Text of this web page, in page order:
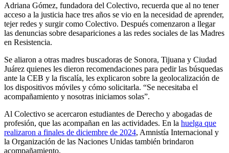
Adriana Gómez, fundadora del Colectivo, recuerda que al no tener
acceso a la justicia hace tres años se vio en la necesidad de aprender,
tejer redes y surgir como Colectivo. Después comenzaron a llegar
las denuncias sobre desapariciones a las redes sociales de las Madres
en Resistencia.
Se aliaron a otras madres buscadoras de Sonora, Tijuana y Ciudad
Juárez quienes les dieron recomendaciones para pedir las búsquedas
ante la CEB y la fiscalía, les explicaron sobre la geolocalización de
los dispositivos móviles y cómo solicitarla. “Se necesitaba el
acompañamiento y nosotras iniciamos solas”.
Al Colectivo se acercaron estudiantes de Derecho y abogadas de
profesión, que las acompañan en las actividades. En la huelga que
realizaron a finales de diciembre de 2024, Amnistía Internacional y
la Organización de las Naciones Unidas también brindaron
acompañamiento.